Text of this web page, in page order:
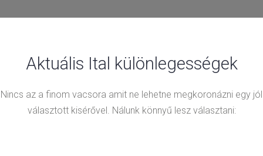
Aktuális Ital különlegességek
Nincs az a finom vacsora amit ne lehetne megkoronázni egy jól
választott kisérővel. Nálunk könnyű lesz választani: